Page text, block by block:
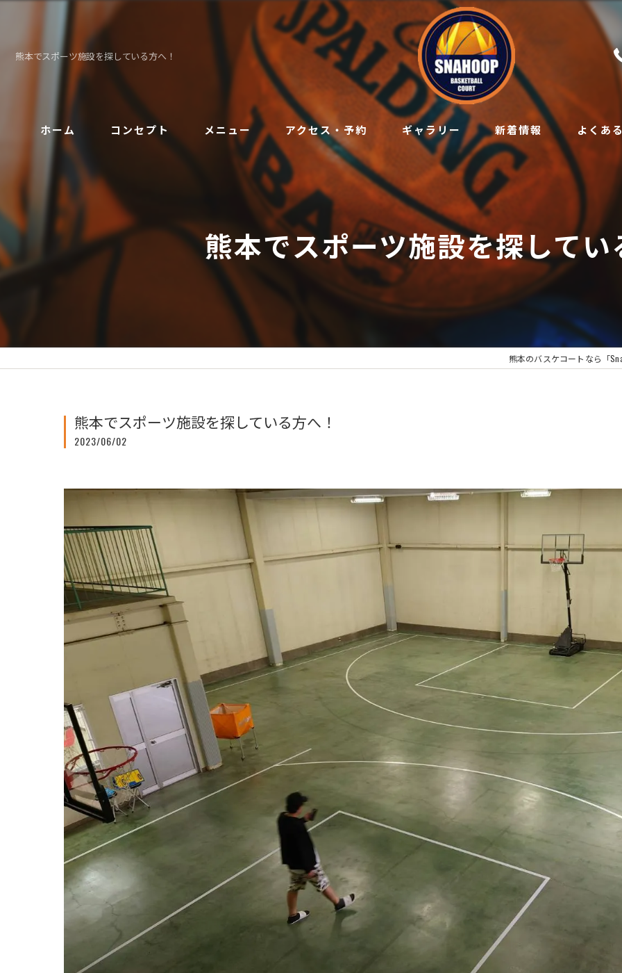
熊本でスポーツ施設を探している方へ！
ホーム コンセプト メニュー アクセス・予約 ギャラリー 新着情報 よくあ
熊本でスポーツ施設を探して
熊本のバスケコートなら「
熊本でスポーツ施設を探している方へ！
2023/06/02